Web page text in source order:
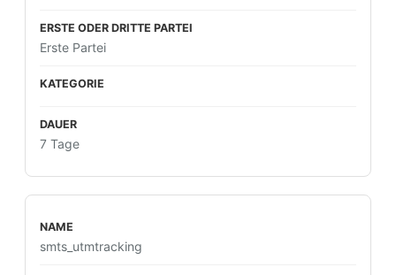
Erste Partei
7 Tage
smts_utmtracking